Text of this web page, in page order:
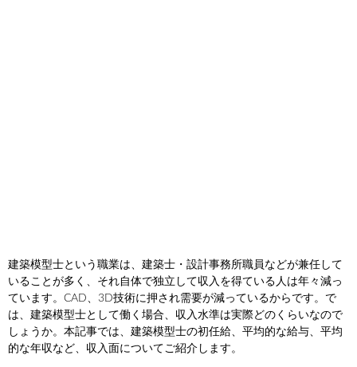
建築模型士という職業は、建築士・設計事務所職員などが兼任して
いることが多く、それ自体で独立して収入を得ている人は年々減っ
ています。CAD、3D技術に押され需要が減っているからです。で
は、建築模型士として働く場合、収入水準は実際どのくらいなので
しょうか。本記事では、建築模型士の初任給、平均的な給与、平均
的な年収など、収入面についてご紹介します。